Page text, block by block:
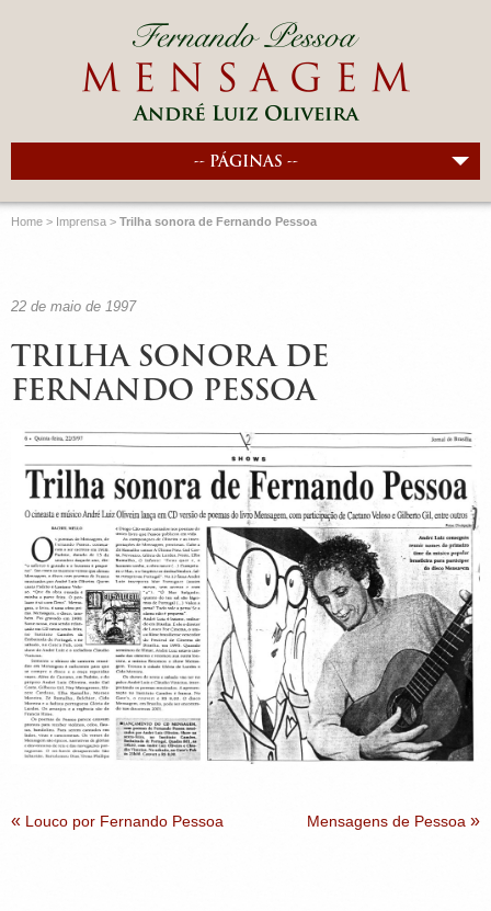
-- PÁGINAS --
Home > Imprensa > Trilha sonora de Fernando Pessoa
22 de maio de 1997
TRILHA SONORA DE
FERNANDO PESSOA
« Louco por Fernando Pessoa Mensagens de Pessoa »